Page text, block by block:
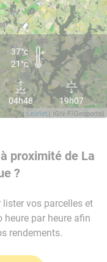
Leaflet | IGN-F/Geoportail
37°c
21°c
04h48 19h07
proximité de La
?
vos parcelles et
heure par heure afin
rendements.